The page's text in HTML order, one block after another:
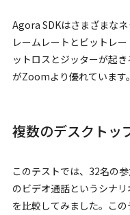
Agora SDKはさまざまな
レームレートとビットレ
ットロスとジッターが起
がZoomより優れています。
複数のデスクトッ
このテストでは、32名の
のビデオ通話というシナ
を比較してみました。こ